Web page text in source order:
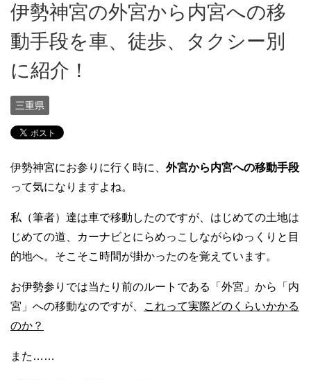
伊勢神宮の外宮から内宮への移
動手段を車、徒歩、タクシー別
に紹介！
三重県
伊勢神宮にお参りに行く時に、 外宮から内宮への移動手段
って気になりますよね。
私（筆者）達は車で移動したのですが、はじめての土地は
じめての道、カーナビとにらめっこしながらゆっくりと目
的地へ。そこそこ時間が掛かったのを覚えています。
お伊勢参りでは当たり前のルートである「外宮」から「内
宮」への移動なのですが、
これって実際どのくらいかかる
のか？
また……